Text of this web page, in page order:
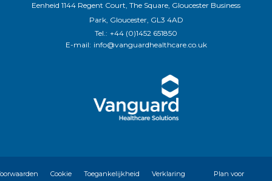
Eenheid 1144 Regent Court, The Square, Gloucester Business
Park, Gloucester, GL3 4AD
Tel.: +44 (0)1452 651850
E-mail: info@vanguardhealthcare.co.uk
Cookie
Toegankelijkheid
Verklaring
Plan voor